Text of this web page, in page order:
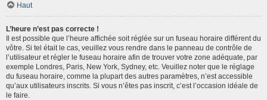
Haut
L’heure n’est pas correcte !
Il est possible que l’heure affichée soit réglée sur un fuseau horaire différent du
vôtre. Si tel était le cas, veuillez vous rendre dans le panneau de contrôle de
l’utilisateur et régler le fuseau horaire afin de trouver votre zone adéquate, par
exemple Londres, Paris, New York, Sydney, etc. Veuillez noter que le réglage
du fuseau horaire, comme la plupart des autres paramètres, n’est accessible
qu’aux utilisateurs inscrits. Si vous n’êtes pas inscrit, c’est l’occasion idéale de
le faire.